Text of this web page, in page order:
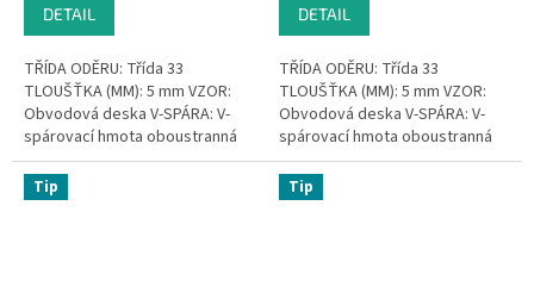
DETAIL
TŘÍDA ODĚRU: Třída 33
TLOUŠŤKA (MM): 5 mm VZOR:
Obvodová deska V-SPÁRA: V-
spárovací hmota oboustranná
VODOTĚSNÝ: Voděodolnost
ŽÁDNÉ...
DETAIL
TŘÍDA ODĚRU: Třída 33
TLOUŠŤKA (MM): 5 mm VZOR:
Obvodová deska V-SPÁRA: V-
spárovací hmota oboustranná
VODOTĚSNÝ: Voděodolnost
ŽÁDNÉ...
Tip Tip